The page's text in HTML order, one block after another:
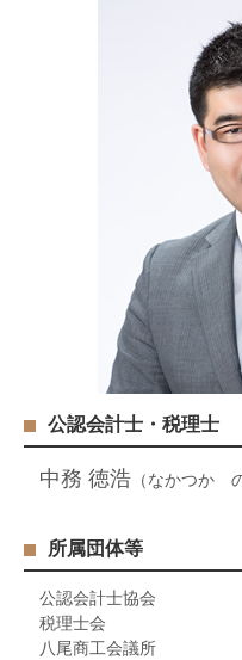
公認会計士・税理士
中務 徳浩（なかつか の
所属団体等
公認会計士協会
税理士会
八尾商工会議所